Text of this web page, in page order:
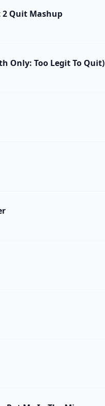
2 Quit Mashup
Only: Too Legit To Quit)